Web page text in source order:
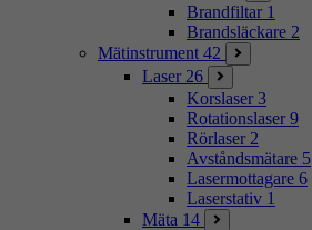
Brandfiltar 1
Brandsläckare 2
Mätinstrument 42
Laser 26
Korslaser 3
Rotationslaser 9
Rörlaser 2
Avståndsmätare 5
Lasermottagare 6
Laserstativ 1
Mäta 14